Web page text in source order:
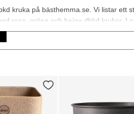
kruka på bästhemma.se. Vi listar ett
rosa, gröna och beiga dbkd krukor. I